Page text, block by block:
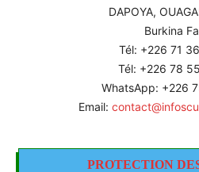
DAPOYA,
Burkina
Tél: +226 71
Tél: +226 78
WhatsApp: +226
Email:
PROTECTION